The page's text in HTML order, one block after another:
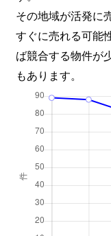
その地域が活発に
すぐに売れる可能
ば競合する物件が
もあります。